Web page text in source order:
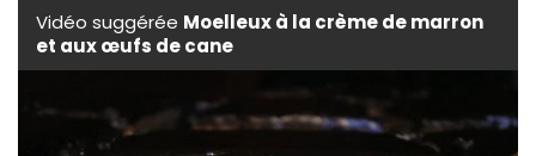
Vidéo suggérée Moelleux à la crème de marron
et aux œufs de cane